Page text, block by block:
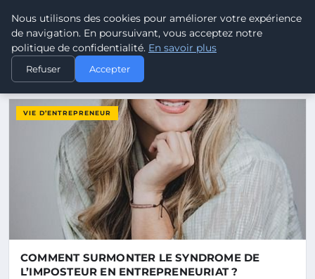
Pouvoir Ouvrier - Blog
POUVOIR OUVRIER
DERNIERS ARTICLES
VIE D’ENTREPRENEUR
COMMENT SURMONTER LE SYNDROME DE
L’IMPOSTEUR EN ENTREPRENEURIAT ?
Nous utilisons des cookies pour améliorer votre expérience
de navigation. En poursuivant, vous acceptez notre
politique de confidentialité. En savoir plus
Refuser Accepter